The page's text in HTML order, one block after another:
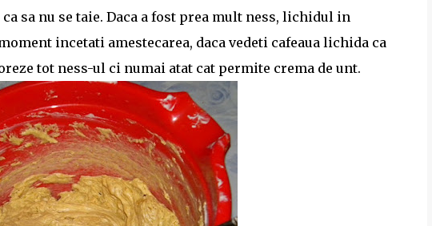
sa nu se taie. Daca a fost prea mult ness, lichidul in
incetati amestecarea, daca vedeti cafeaua lichida ca
tot ness-ul ci numai atat cat permite crema de unt.